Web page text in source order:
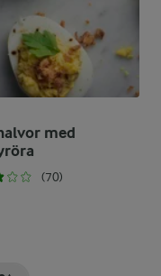
med
(70)